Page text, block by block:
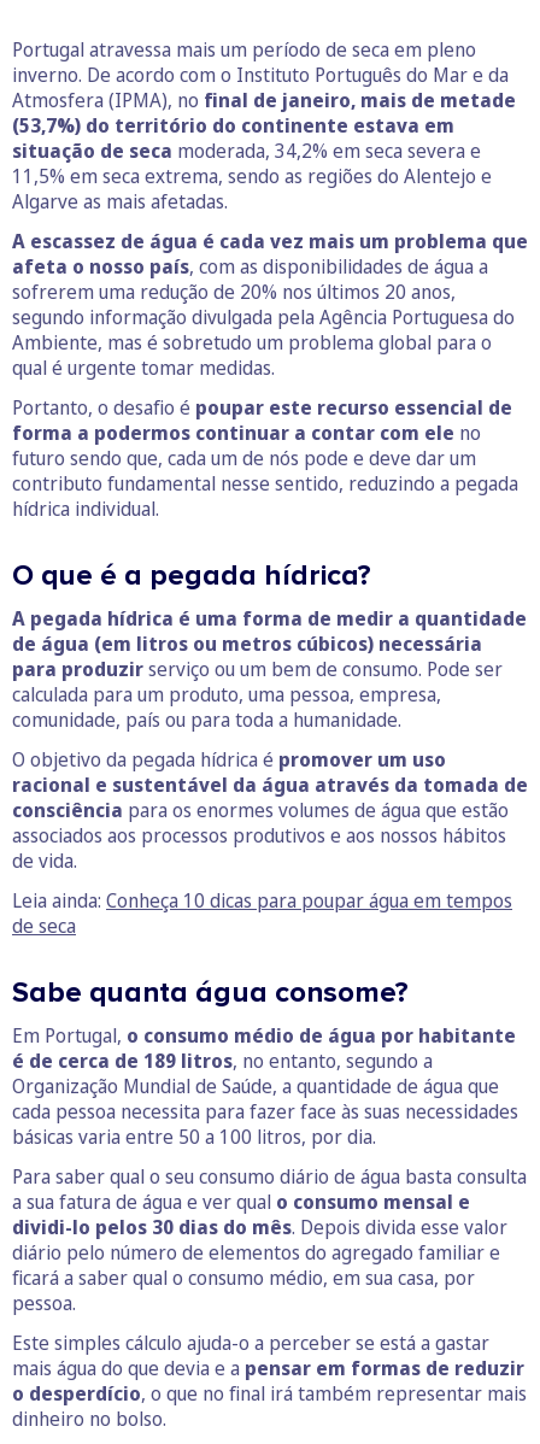
Portugal atravessa mais um período de seca em pleno
inverno. De acordo com o Instituto Português do Mar e da
Atmosfera (IPMA), no final de janeiro, mais de metade
(53,7%) do território do continente estava em
situação de seca moderada, 34,2% em seca severa e
11,5% em seca extrema, sendo as regiões do Alentejo e
Algarve as mais afetadas.
A escassez de água é cada vez mais um problema que
afeta o nosso país, com as disponibilidades de água a
sofrerem uma redução de 20% nos últimos 20 anos,
segundo informação divulgada pela Agência Portuguesa do
Ambiente, mas é sobretudo um problema global para o
qual é urgente tomar medidas.
Portanto, o desafio é poupar este recurso essencial de
forma a podermos continuar a contar com ele no
futuro sendo que, cada um de nós pode e deve dar um
contributo fundamental nesse sentido, reduzindo a pegada
hídrica individual.
O que é a pegada hídrica?
A pegada hídrica é uma forma de medir a quantidade
de água (em litros ou metros cúbicos) necessária
para produzirserviço ou um bem de consumo. Pode ser
calculada para um produto, uma pessoa, empresa,
comunidade, país ou para toda a humanidade.
O objetivo da pegada hídrica é promover um uso
racional e sustentável da água através da tomada de
consciência para os enormes volumes de água que estão
associados aos processos produtivos e aos nossos hábitos
de vida.
Leia ainda: Conheça 10 dicas para poupar água em tempos
de seca
Sabe quanta água consome?
Em Portugal, o consumo médio de água por habitante
é de cerca de 189 litros, no entanto, segundo a
Organização Mundial de Saúde, a quantidade de água que
cada pessoa necessita para fazer face às suas necessidades
básicas varia entre 50 a 100 litros, por dia.
Para saber qual o seu consumo diário de água basta consulta
a sua fatura de água e ver qual o consumo mensal e
dividi-lo pelos 30 dias do mês. Depois divida esse valor
diário pelo número de elementos do agregado familiar e
ficará a saber qual o consumo médio, em sua casa, por
pessoa.
Este simples cálculo ajuda-o a perceber se está a gastar
mais água do que devia e a pensar em formas de reduzir
o desperdício, o que no final irá também representar mais
dinheiro no bolso.